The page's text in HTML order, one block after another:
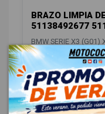
BRAZO LIMPIA
51138492677
BMW SERIE X3 (G01)
OEM:
51138492677
ID:1354605
19,00 € Sin IVA
22,99 € Con IVA